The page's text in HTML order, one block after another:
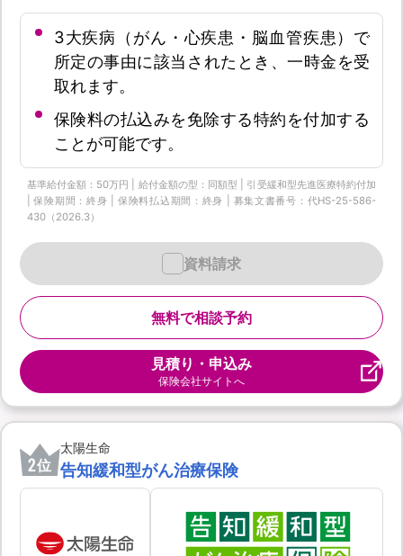
3大疾病（がん・心疾患・脳血管疾患）で
所定の事由に該当されたとき、一時金を受
取れます。
保険料の払込みを免除する特約を付加する
ことが可能です。
基準給付金額：50万円 | 給付金額の型：同額型 | 引受緩和型先進医療特約付加
| 保険期間：終身 | 保険料払込期間：終身 | 募集文書番号：代HS-25-586-
430（2026.3）
無料で相談予約
資料請求
見積り・申込み
保険会社サイトへ
2位
太陽生命
告知緩和型がん治療保険